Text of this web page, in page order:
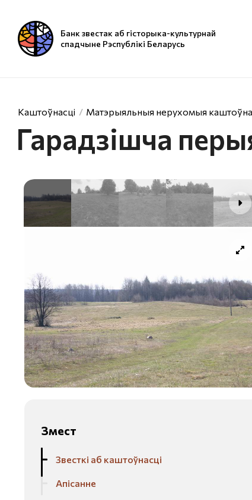
Банк звестак аб гісторыка-культурнай
спадчыне Рэспублікі Беларусь
Каштоўнасці Матэрыяльныя нерухомыя
Гарадзішча
Змест
Звесткі аб каштоўнасці
Апісанне